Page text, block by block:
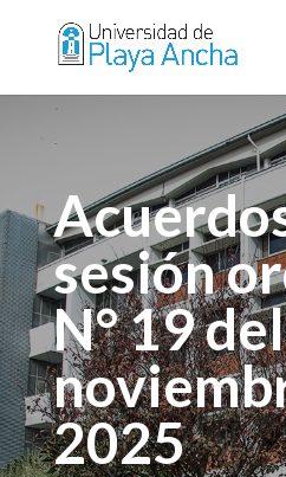
sesión
N° 19
2025